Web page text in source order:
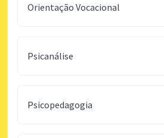
Orientação Vocacional
Psicanálise
Psicopedagogia